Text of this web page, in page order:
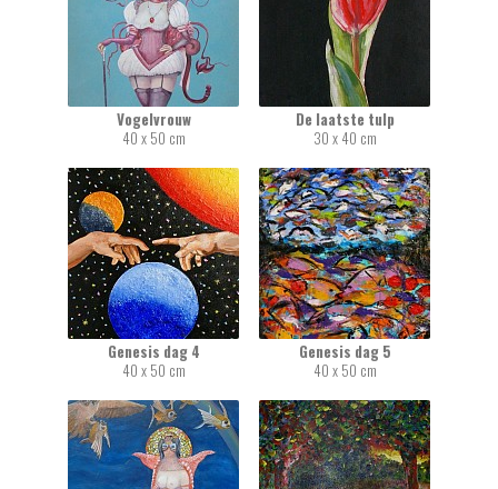
Vogelvrouw
40 x 50 cm
De laatste tulp
30 x 40 cm
Genesis dag 4
40 x 50 cm
Genesis dag 5
40 x 50 cm